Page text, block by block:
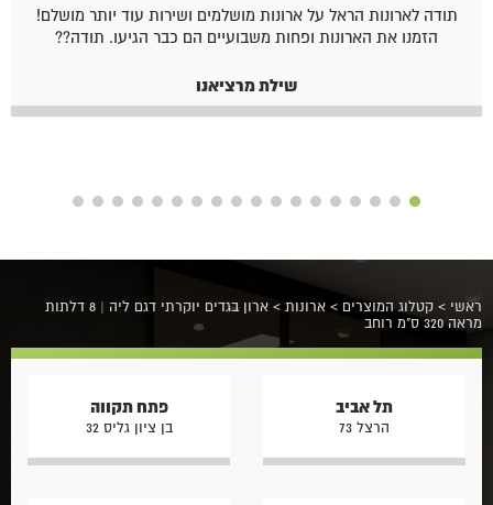
תודה לארונות הראל על ארונות מושלמים ושירות עוד יותר מושלם!
הזמנו את הארונות ופחות משבועיים הם כבר הגיעו. תודה??
שילת מרציאנו
ראשי > קטלוג המוצרים > ארונות >
ארון בגדים יוקרתי דגם ליה | 8 דלתות
מראה 320 ס"מ רוחב
תל אביב
הרצל 73
פתח תקווה
בן ציון גליס 32